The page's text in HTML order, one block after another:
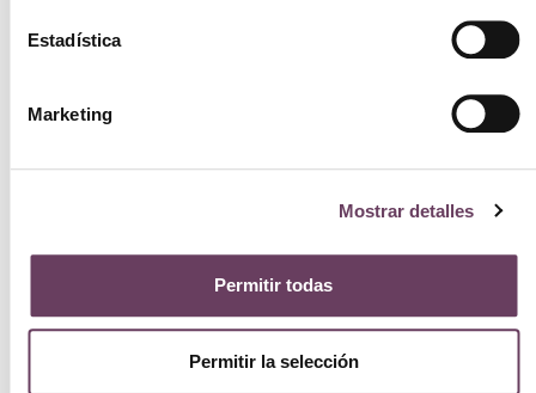
Estadística
Marketing
Mostrar detalles
Permitir todas
Permitir la selección